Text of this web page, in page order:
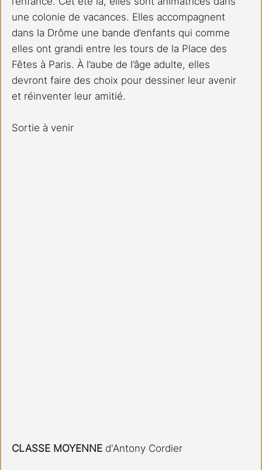
une colonie de vacances. Elles accompagnent
dans la Drôme une bande d’enfants qui comme
elles ont grandi entre les tours de la Place des
Fêtes à Paris. À l’aube de l’âge adulte, elles
devront faire des choix pour dessiner leur avenir
et réinventer leur amitié.
Sortie à venir
CLASSE MOYENNE d'Antony Cordier